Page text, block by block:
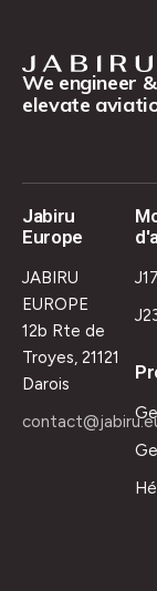
We engineer &
elevate
Jabiru
Europe
JABIRU
EUROPE
12b Rte de
Troyes, 21121
Darois